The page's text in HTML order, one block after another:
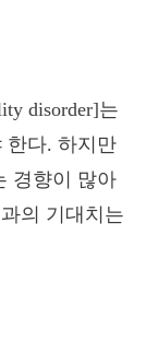
disorder]는
한다. 하지만
경향이 많아
의 기대치는